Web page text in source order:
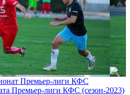
Премьер-лиги КФС
Премьер-лиги КФC (сезон-2023)